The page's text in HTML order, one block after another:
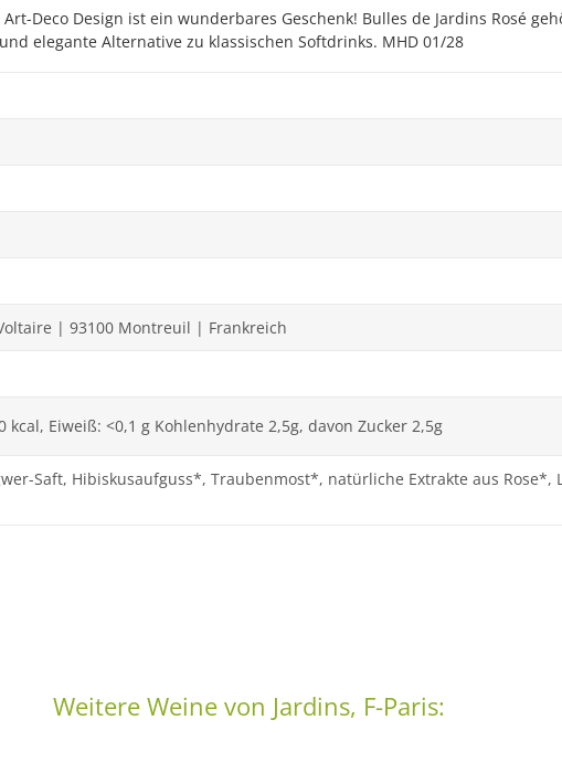
Deco Design ist ein wunderbares Geschenk! Bulles de Jardins Rosé
elegante Alternative zu klassischen Softdrinks. MHD 01/28
| 93100 Montreuil | Frankreich
kcal, Eiweiß: <0,1 g Kohlenhydrate 2,5g, davon Zucker 2,5g
Saft, Hibiskusaufguss*, Traubenmost*, natürliche Extrakte aus
Weitere Weine von Jardins, F-Paris: